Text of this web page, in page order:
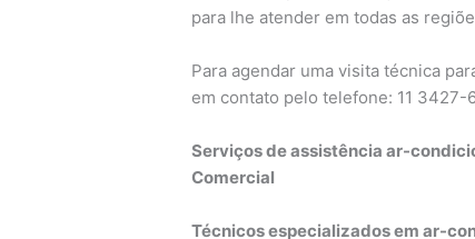
para lhe atender em todas as
Para agendar uma visita técnica
em contato pelo telefone: 11 3427-
Serviços de assistência ar-
Comercial
Técnicos especializados em ar-